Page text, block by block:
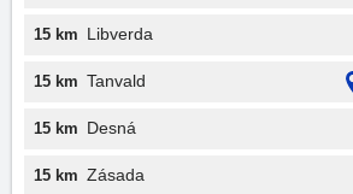
15 km Libverda
15 km Tanvald
15 km Desná
15 km Zásada